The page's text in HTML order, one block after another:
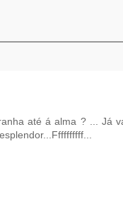
até á alma ? ... Já